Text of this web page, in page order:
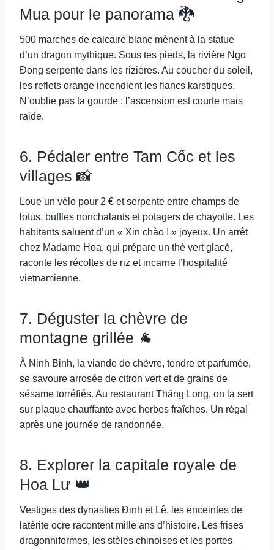
Mua pour le panorama 🐉
500 marches de calcaire blanc mènent à la statue
d’un dragon mythique. Sous tes pieds, la rivière Ngo
Đong serpente dans les rizières. Au coucher du soleil,
les reflets orange incendient les flancs karstiques.
N’oublie pas ta gourde : l’ascension est courte mais
raide.
6. Pédaler entre Tam Cốc et les
villages 📸
Loue un vélo pour 2 € et serpente entre champs de
lotus, buffles nonchalants et potagers de chayotte. Les
habitants saluent d’un « Xin chào ! » joyeux. Un arrêt
chez Madame Hoa, qui prépare un thé vert glacé,
raconte les récoltes de riz et incarne l’hospitalité
vietnamienne.
7. Déguster la chèvre de
montagne grillée 🐐
À Ninh Binh, la viande de chèvre, tendre et parfumée,
se savoure arrosée de citron vert et de grains de
sésame torréfiés. Au restaurant Thăng Long, on la sert
sur plaque chauffante avec herbes fraîches. Un régal
après une journée de randonnée.
8. Explorer la capitale royale de
Hoa Lư 👑
Vestiges des dynasties Đinh et Lê, les enceintes de
latérite ocre racontent mille ans d’histoire. Les frises
dragonniformes, les stèles chinoises et les portes